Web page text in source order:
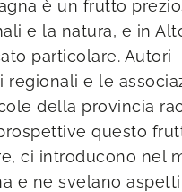
è un frutto
e la natura, e in
particolare. Autori
regionali e le
della provincia
questo
ci introducono nel
e ne svelano